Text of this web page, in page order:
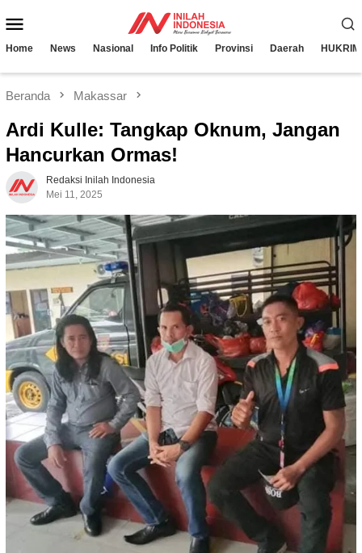
ke
Mobile
Home News Nasional Info Politik Provinsi Daerah HUKRIM
Beranda Makassar
Ardi Kulle: Tangkap Oknum, Jangan
Hancurkan Ormas!
Redaksi Inilah Indonesia
Mei 11, 2025